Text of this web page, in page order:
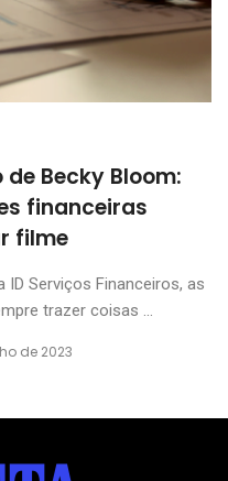
Becky Bloom:
financeiras
filme
ID Serviços Financeiros, as
trazer coisas ...
de 2023